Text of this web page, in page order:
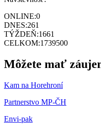
ONLINE:0
DNES:261
TÝŽDEŇ:1661
CELKOM:1739500
Môžete mať
Kam na Horehroní
Partnerstvo MP-ČH
Envi-pak